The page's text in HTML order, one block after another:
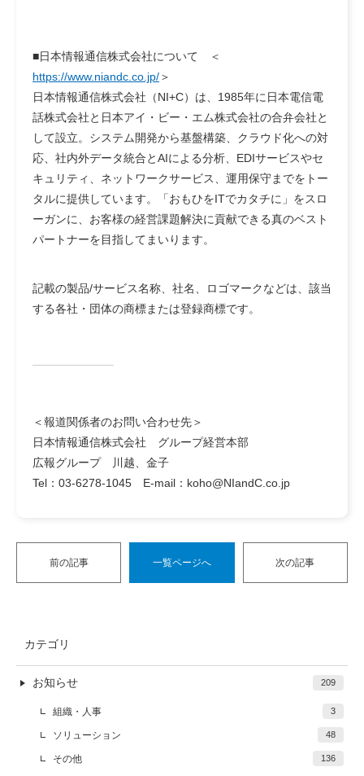
■日本情報通信株式会社について ＜
https://www.niandc.co.jp/＞
日本情報通信株式会社（NI+C）は、1985年に日本電信電
話株式会社と日本アイ・ビー・エム株式会社の合弁会社と
して設立。システム開発から基盤構築、クラウド化への対
応、社内外データ統合とAIによる分析、EDIサービスやセ
キュリティ、ネットワークサービス、運用保守までをトー
タルに提供しています。「おもひをITでカタチに」をスロ
ーガンに、お客様の経営課題解決に貢献できる真のベスト
パートナーを目指してまいります。
記載の製品/サービス名称、社名、ロゴマークなどは、該当
する各社・団体の商標または登録商標です。
＜報道関係者のお問い合わせ先＞
日本情報通信株式会社 グループ経営本部
広報グループ 川越、金子
Tel：03-6278-1045 E-mail：koho@NIandC.co.jp
前の記事 一覧ページへ 次の記事
カテゴリ
お知らせ 209
組織・人事 3
ソリューション 48
その他 136